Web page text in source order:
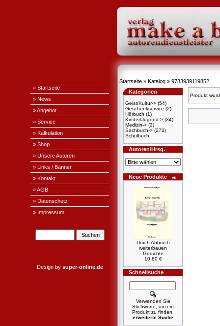
» Startseite
» News
» Angebot
» Service
» Kalkulation
» Shop
» Unsere Autoren
» Links / Banner
» Kontakt
» AGB
» Datenschutz
» Impressum
Design by super-online.de
Startseite » Katalog » 9783939119852
Kategorien
Geist/Kultur-> (54)
Geschenkservice (2)
Hörbuch (1)
Kinder/Jugend-> (34)
Medizin-> (2)
Sachbuch-> (273)
Schulbuch
Autoren/Hrsg.
Neue Produkte
Durch Abbruch
weiterbauen
Gedichte
10,80 €
Schnellsuche
Verwenden Sie
Stichworte, um ein
Produkt zu finden.
erweiterte Suche
Produkt